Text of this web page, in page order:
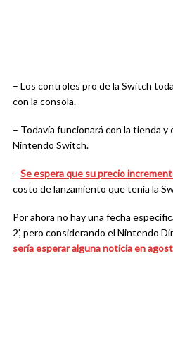
– Los controles pro de la Switch
con la consola.
– Todavía funcionará con la tienda y
Nintendo Switch.
– Se espera que su precio
costo de lanzamiento que tenía la
Por ahora no hay una fecha
2’, pero considerando el Nintendo
sería esperar alguna noticia en